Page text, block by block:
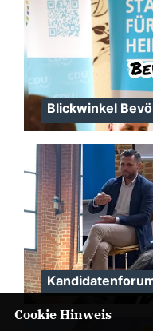
Blickwinkel
Cookie Hinweis